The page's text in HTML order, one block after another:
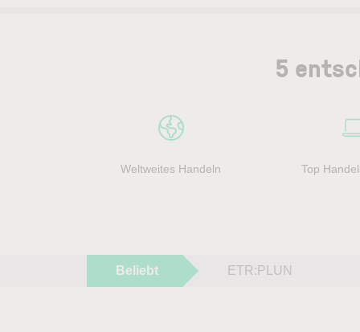
5
Weltweites Handeln Top
Beliebt ETR:PLUN